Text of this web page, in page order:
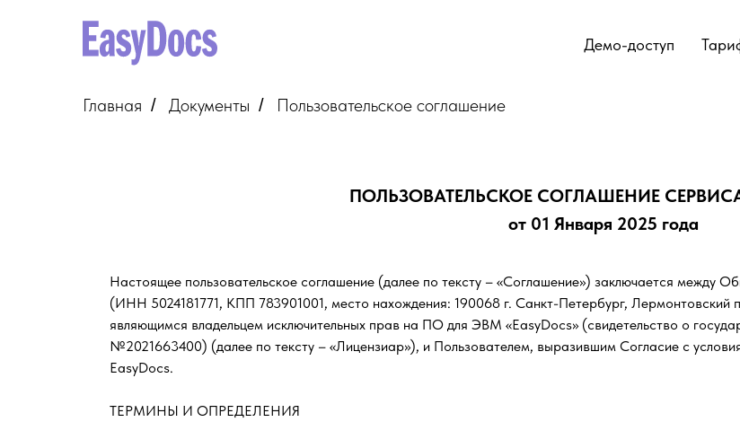
Демо-доступ
Главная / Документы / Пользовательское соглашение
Настоящее пользовательское соглашение (далее по тексту – «Соглашение») заключается между
(ИНН 5024181771, КПП 783901001, место нахождения: 190068 г. Санкт-Петербург,
являющимся владельцем исключительных прав на ПО для ЭВМ «EasyDocs» (свидетельство о
№2021663400) (далее по тексту – «Лицензиар»), и Пользователем, выразившим Согласие с
EasyDocs.
ТЕРМИНЫ И ОПРЕДЕЛЕНИЯ
ПОЛЬЗОВАТЕЛЬСКОЕ СОГЛАШЕНИЕ СЕРВИСА
от 01 Января 2025 года